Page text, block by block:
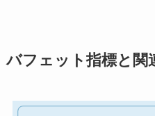
バフェット指標と関